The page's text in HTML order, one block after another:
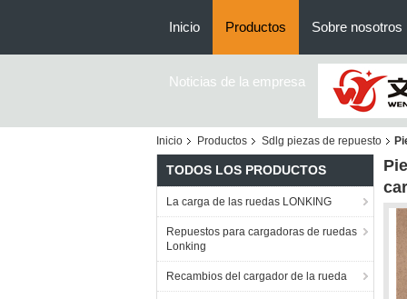
Inicio Productos Sobre nosotros
Noticias de la empresa
Inicio Productos Sdlg piezas de repuesto
TODOS LOS PRODUCTOS
La carga de las ruedas LONKING
Repuestos para cargadoras de ruedas
Lonking
Recambios del cargador de la rueda